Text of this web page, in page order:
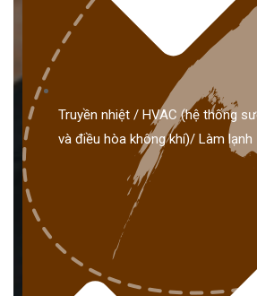
Truyền nhiệt / HVAC (hệ thống
và điều hòa không khí)/ Làm lạnh